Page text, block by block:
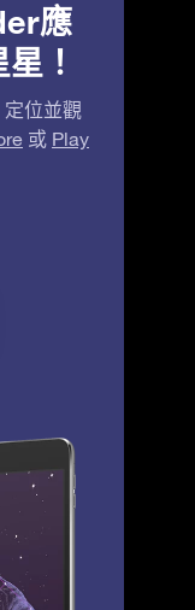
應
！
定位並觀
或 Play